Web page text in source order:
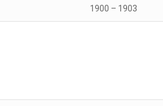
1900 – 1903